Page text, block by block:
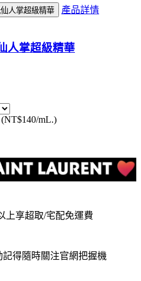
人掌超級精華 產品詳情
人掌超級精華
(NT$140/mL.)
上享超取/宅配免運費
得隨時關注官網把握機